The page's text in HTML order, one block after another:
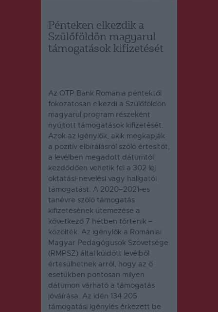
Pénteken elkezdik a
Szülőföldön magyarul
támogatások kifizetését
Az OTP Bank Románia péntektől
fokozatosan elkezdi a Szülőföldön
magyarul program részeként
nyújtott támogatások kifizetését.
Azok az igénylők, akik megkapják
a pozitív elbírálásról szóló értesítőt,
a levélben megadott dátumtól
kezdődően vehetik fel a 302 lej
oktatási-nevelési vagy hallgatói
támogatást. A 2020–2021-es
tanévre szóló támogatás
kifizetésének ütemezése a
következő 7 hétben történik –
közölték. Az igénylők a Romániai
Magyar Pedagógusok Szövetsége
(RMPSZ) által küldött levélből
értesülhetnek arról, hogy az ő
esetükben pontosan milyen
dátumon várható a támogatás
jóváírása. Az idén 134 205
támogatási igénylés érkezett be